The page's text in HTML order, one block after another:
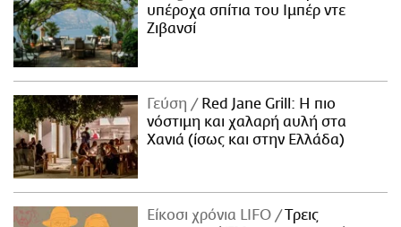
υπέροχα σπίτια του Ιμπέρ ντε
Ζιβανσί
Γεύση
Red Jane Grill: Η πιο
νόστιμη και χαλαρή αυλή στα
Χανιά (ίσως και στην Ελλάδα)
Είκοσι χρόνια LIFO
Tρεις